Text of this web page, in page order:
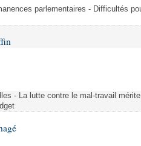
parlementaires - Difficultés
- La lutte contre le mal-travail